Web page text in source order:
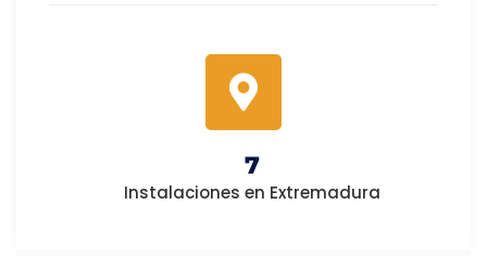
Instalaciones en Extremadura
7